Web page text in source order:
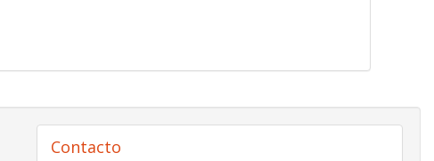
Contacto